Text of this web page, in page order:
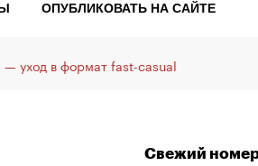
ОПУБЛИКОВАТЬ НА САЙТЕ
— уход в формат fast-casual
Свежий